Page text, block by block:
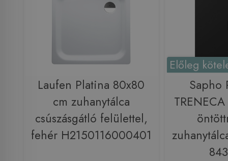
Laufen Platina 80x80
cm zuhanytálca
csúszásgátló felülettel,
fehér H2150116000401
Előleg
Sapho